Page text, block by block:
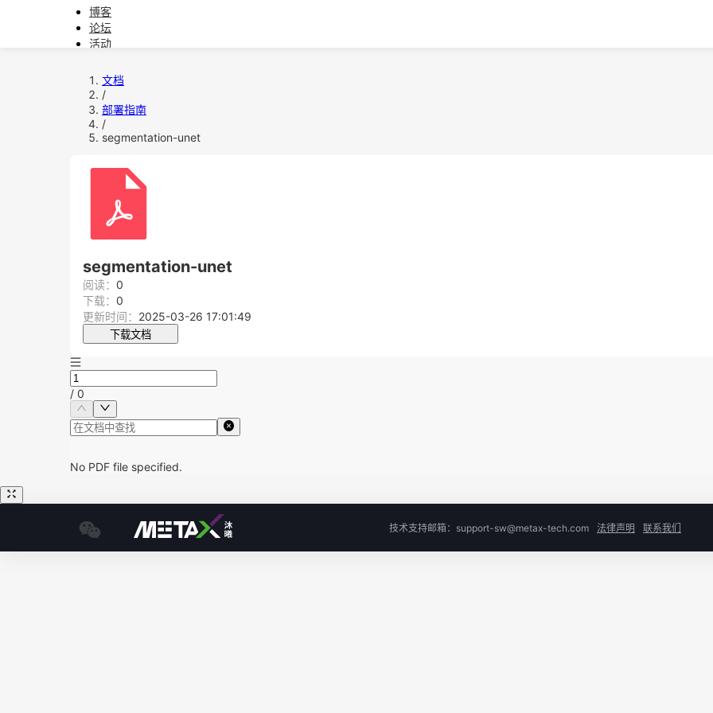
博客
论坛
活动
软件下载
教育
问题反馈
文档
/
部署指南
/
segmentation-unet
segmentation-unet
阅读： 0
下载： 0
更新时间： 2025-03-26 17:01:49
下载文档
/ 0
No PDF file specified.
技术支持邮箱：support-sw@metax-tech.com 法律声明 联系我们